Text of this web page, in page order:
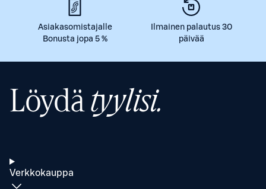
Asiakasomistajalle
Bonusta jopa 5 %
Ilmainen palautus 30
päivää
Löydätyylisi.
Verkkokauppa